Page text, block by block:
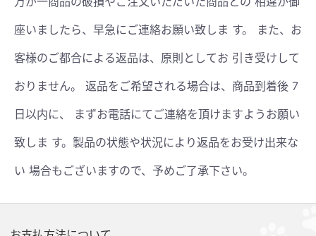
座いましたら、早急にご連絡お願い致しま す。 また、お
客様のご都合による返品は、原則としてお 引き受けして
おりません。 返品をご希望される場合は、商品到着後 7
日以内に、 まずお電話にてご連絡を頂けますようお願い
致しま す。製品の状態や状況により返品をお受け出来な
い 場合もございますので、予めご了承下さい。